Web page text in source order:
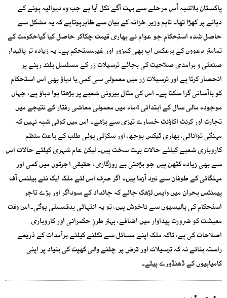
پاکستان بلاشبہ اُس مرحلے سے بہت آگے نکل آیا ہے جب وہ دیوالیہ ہونے کے
دہانے پر کھڑا تھا۔ تاہم وزیر خزانہ کے بیان سے ظاہرہوتاہے کہ یہ مشکل سے
حاصل شدہ استحکام جو عوام نے بھاری قیمت چکاکر حاصل کیا گیاحکومت کے
تمامتر دعووں کے برعکس اب بھی کمزور اور غیرمستحکم ہے۔ یہ زیادہ تر پائیدار
صنعتی و برآمدی صلاحیت کی بجائے ترسیلات زر کے مسلسل بلند رہنے پر
انحصار کرتا ہے اور ترسیلات زر میں معمولی سی کمی یا دباؤ بھی اس استحکام
کو باآسانی گرا سکتا ہے۔ اس کی مثال بیرونی شعبے پر بڑھتا ہوا دباؤ ہے، جہاں
موجودہ مالی سال کے ابتدائی 4ماہ میں معمولی معاشی رفتار کے نتیجے میں
تجارت اور کرنٹ اکاؤنٹ خسارے تیزی سے بڑھے۔ اس میں کوئی شبہ نہیں کہ
مہنگی توانائی، بھاری ٹیکس بوجھ، اور سکڑتی ہوئی طلب کے باعث منظم
کاروباری شعبے کیلئے حالات بہت سخت ہیں۔ لیکن عام شہری کیلئے حالات اس
سے بھی زیادہ کٹھن ہیں جو بڑھتی بے روزگاری، حقیقی اجرتوں میں کمی اور
مہنگائی کے طوفان سے نبرد آزما ہیں۔ اگر صرف اس لئے ملک ایک نئے بیلنس آف
پیمنٹس بحران میں واپس لڑھک جائے کہ جائداد کے سوداگر اور بڑے تاجر
استحکام کی پالیسیوں سے ناخوش ہیں، تو یہ انتہائی بدقسمتی ہوگی۔اس وقت
معیشت کو ضرورت پیداوار میں اضافے، بہتر طرزِ حکمرانی اور کاروباری
اصلاحات کی ہے، تاکہ ملک اپنے مسائل سے نکلنے کیلئے برآمدات کے ذریعے
راستہ بنائے نہ کہ ترسیلات اور قرض پر چلنے والی کھپت کی بنیاد پر اپنی
کامیابیوں کے ڈھنڈورے پیٹے۔